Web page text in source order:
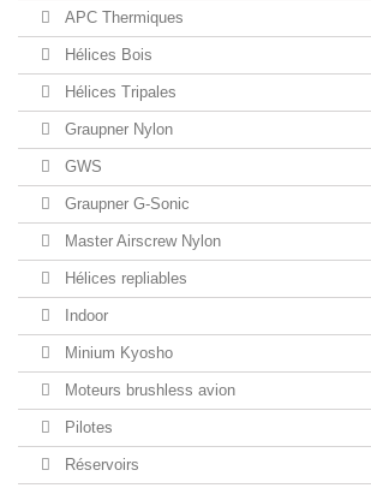
APC Thermiques
Hélices Bois
Hélices Tripales
Graupner Nylon
GWS
Graupner G-Sonic
Master Airscrew Nylon
Hélices repliables
Indoor
Minium Kyosho
Moteurs brushless avion
Pilotes
Réservoirs